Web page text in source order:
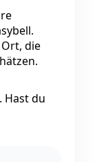
die
Hast du